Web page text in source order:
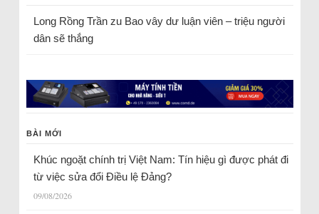
Long Rồng Trầnzu Bao vây dư luận viên – triệu người
dân sẽ thắng
BÀI MỚI
Khúc ngoặt chính trị Việt Nam: Tín hiệu gì được phát đi
từ việc sửa đổi Điều lệ Đảng?
09/08/2026